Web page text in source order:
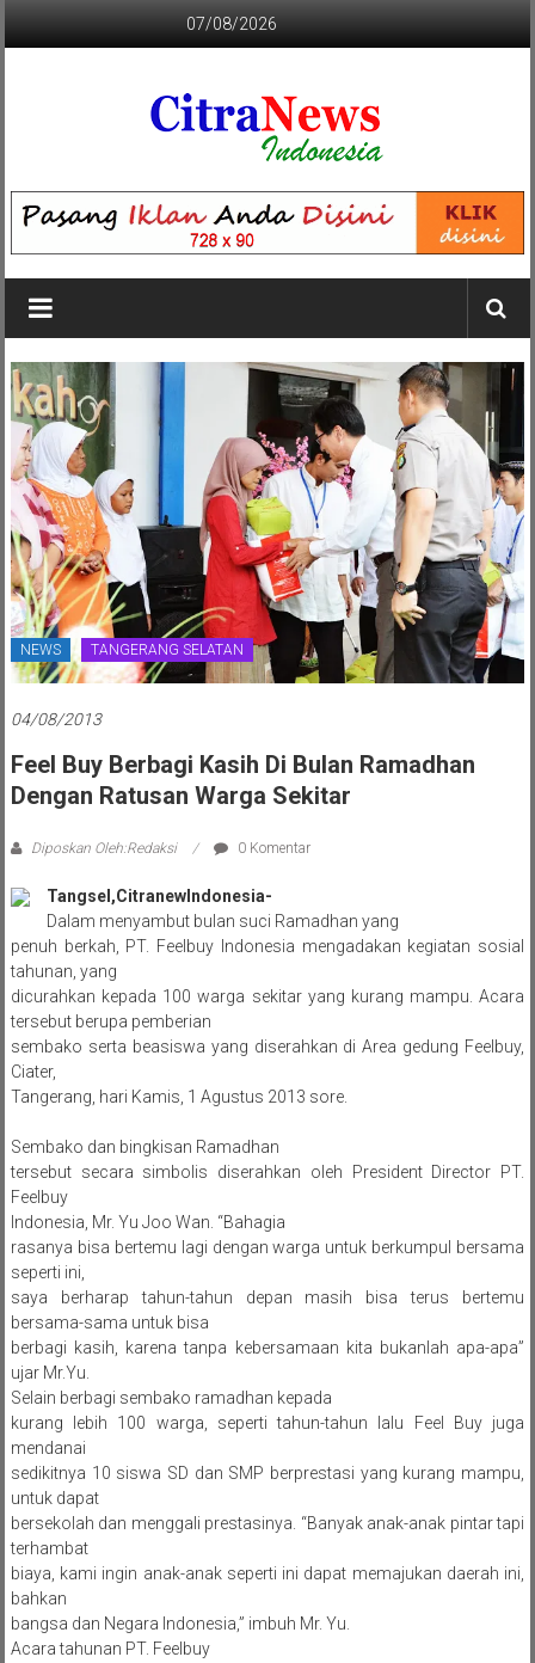
07/08/2026
CITRANEWS
INDONESIA
BERANI
DAN
KRISTIS
NEWS TANGERANG SELATAN
04/08/2013
Feel Buy Berbagi Kasih Di Bulan Ramadhan
Dengan Ratusan Warga Sekitar
Diposkan Oleh:Redaksi 0 Komentar
Tangsel,CitranewIndonesia-
Dalam menyambut bulan suci Ramadhan yang
penuh berkah, PT. Feelbuy Indonesia mengadakan kegiatan sosial
tahunan, yang
dicurahkan kepada 100 warga sekitar yang kurang mampu. Acara
tersebut berupa pemberian
sembako serta beasiswa yang diserahkan di Area gedung Feelbuy,
Ciater,
Tangerang, hari Kamis, 1 Agustus 2013 sore.
Sembako dan bingkisan Ramadhan
tersebut secara simbolis diserahkan oleh President Director PT.
Feelbuy
Indonesia, Mr. Yu Joo Wan. “Bahagia
rasanya bisa bertemu lagi dengan warga untuk berkumpul bersama
seperti ini,
saya berharap tahun-tahun depan masih bisa terus bertemu
bersama-sama untuk bisa
berbagi kasih, karena tanpa kebersamaan kita bukanlah apa-apa”
ujar Mr.Yu.
Selain berbagi sembako ramadhan kepada
kurang lebih 100 warga, seperti tahun-tahun lalu Feel Buy juga
mendanai
sedikitnya 10 siswa SD dan SMP berprestasi yang kurang mampu,
untuk dapat
bersekolah dan menggali prestasinya. “Banyak anak-anak pintar tapi
terhambat
biaya, kami ingin anak-anak seperti ini dapat memajukan daerah ini,
bahkan
bangsa dan Negara Indonesia,” imbuh Mr. Yu.
Acara tahunan PT. Feelbuy